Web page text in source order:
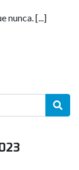
nunca. [...]